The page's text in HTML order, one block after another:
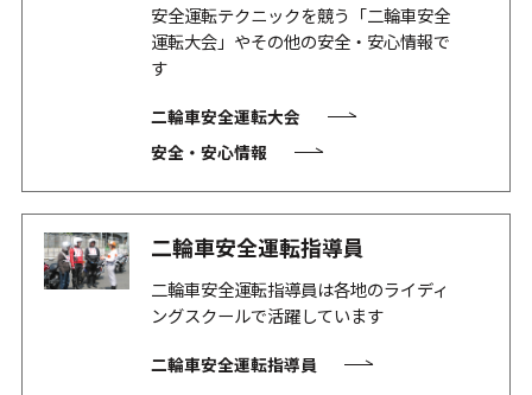
安全運転テクニックを競う「二輪車安全
運転大会」やその他の安全・安心情報で
す
二輪車安全運転大会
安全・安心情報
二輪車安全運転指導員
二輪車安全運転指導員は各地のライディ
ングスクールで活躍しています
二輪車安全運転指導員